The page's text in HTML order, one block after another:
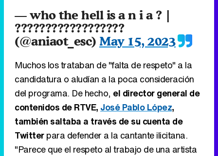
— who the hell is a n i a ? |
??????????????????
(@aniaot_esc) May 15, 2023
Muchos los trataban de "falta de respeto" a la
candidatura o aludían a la poca consideración
del programa. De hecho, el director general de
contenidos de RTVE, José Pablo López,
también saltaba a través de su cuenta de
Twitterpara defender a la cantante ilicitana.
"Parece que el respeto al trabajo de una artista